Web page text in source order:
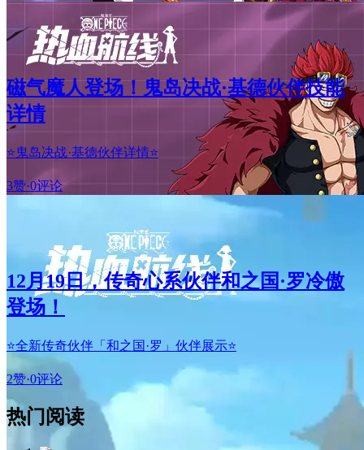
磁气魔人登场！鬼岛决战·基德伙伴技能
详情
⭐鬼岛决战·基德伙伴详情⭐
3赞·0评论
12月19日，传奇心系伙伴和之国·罗冷傲
登场！
⭐全新传奇伙伴「和之国·罗」伙伴展示⭐
2赞·0评论
热门阅读